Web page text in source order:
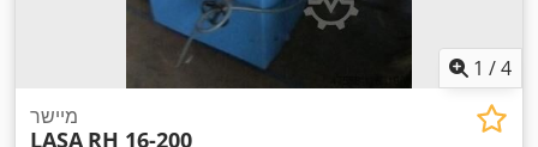
1 /4
מיישר
LASA RH 16-200